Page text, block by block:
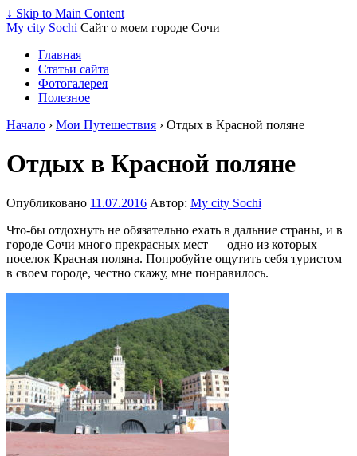
↓ Skip to Main Content
My city Sochi Сайт о моем городе Сочи
Главная
Статьи сайта
Фотогалерея
Полезное
Начало › Мои Путешествия › Отдых в Красной поляне
Отдых в Красной поляне
Опубликовано 11.07.2016 Автор: My city Sochi
Что-бы отдохнуть не обязательно ехать в дальние страны, и в
городе Сочи много прекрасных мест — одно из которых
поселок Красная поляна. Попробуйте ощутить себя туристом
в своем городе, честно скажу, мне понравилось.